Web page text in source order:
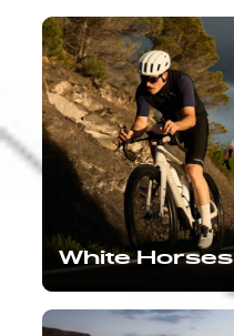
White Horses